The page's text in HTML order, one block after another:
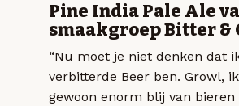
Pine India Pale Ale
smaakgroep Bitter &
“Nu moet je niet denken dat
verbitterde Beer ben. Growl,
gewoon enorm blij van bieren